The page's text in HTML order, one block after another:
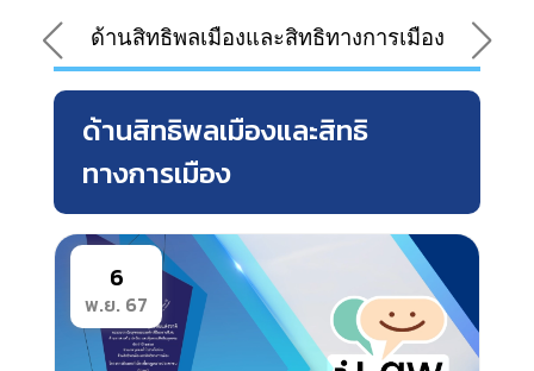
ด้านสิทธิพลเมืองและสิทธิทางการเมือง ด้า
ด้านสิทธิพลเมืองและสิทธิ
ทางการเมือง
6
พ.ย. 67